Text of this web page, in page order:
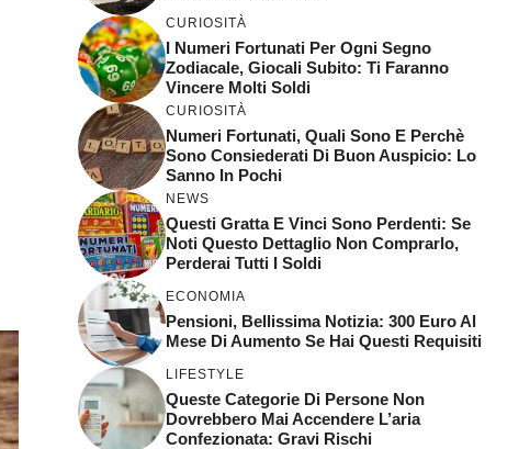
CURIOSITÀ
I Numeri Fortunati Per Ogni Segno
Zodiacale, Giocali Subito: Ti Faranno
Vincere Molti Soldi
CURIOSITÀ
Numeri Fortunati, Quali Sono E Perchè
Sono Consiederati Di Buon Auspicio: Lo
Sanno In Pochi
NEWS
Questi Gratta E Vinci Sono Perdenti: Se
Noti Questo Dettaglio Non Comprarlo,
Perderai Tutti I Soldi
ECONOMIA
Pensioni, Bellissima Notizia: 300 Euro Al
Mese Di Aumento Se Hai Questi Requisiti
LIFESTYLE
Queste Categorie Di Persone Non
Dovrebbero Mai Accendere L’aria
Confezionata: Gravi Rischi